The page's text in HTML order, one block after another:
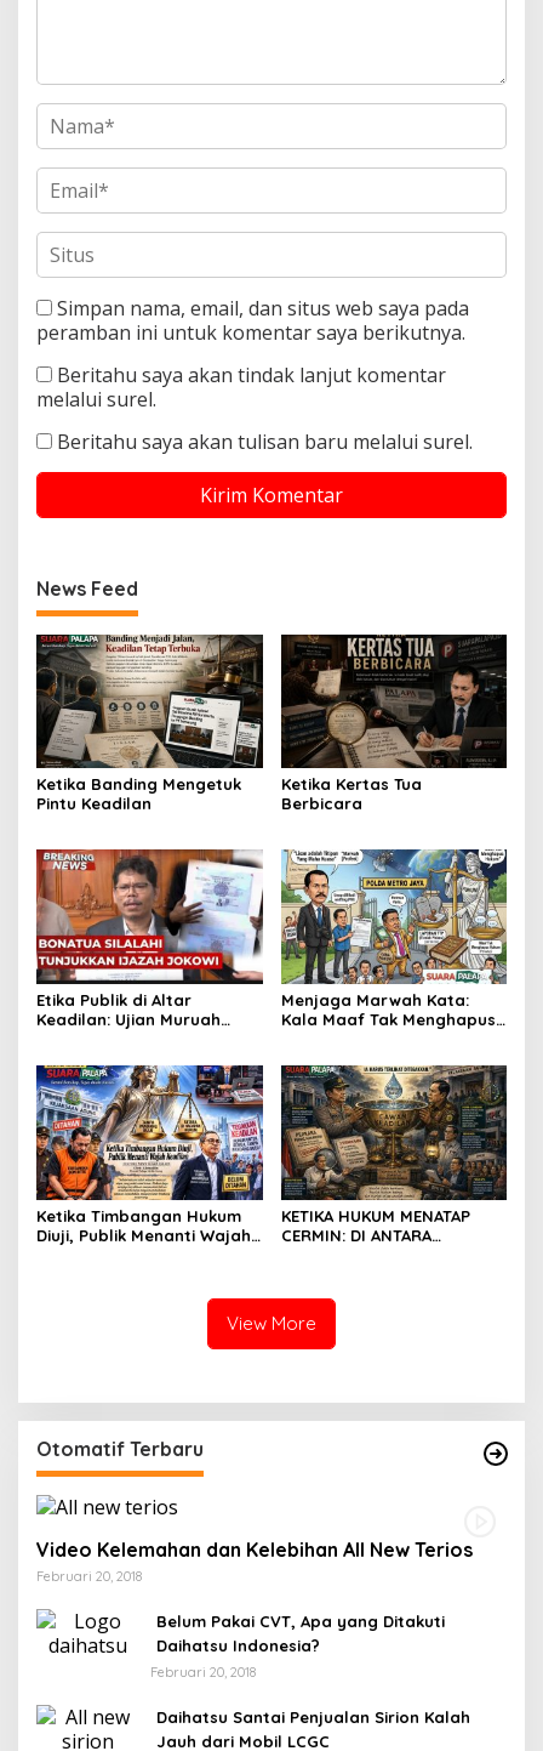
Simpan nama, email, dan situs web saya pada
peramban ini untuk komentar saya berikutnya.
Beritahu saya akan tindak lanjut komentar
melalui surel.
Beritahu saya akan tulisan baru melalui surel.
News Feed
Ketika Banding Mengetuk
Pintu Keadilan
Ketika Kertas Tua
Berbicara
Etika Publik di Altar
Keadilan: Ujian Muruah
Menjaga Marwah Kata:
Kala Maaf Tak Menghapus
Ketika Timbangan Hukum
Diuji, Publik Menanti Wajah
KETIKA HUKUM MENATAP
CERMIN: DI ANTARA
View More
Otomatif Terbaru
Video Kelemahan dan Kelebihan All New Terios
Februari 20, 2018
Belum Pakai CVT, Apa yang Ditakuti
Daihatsu Indonesia?
Februari 20, 2018
Daihatsu Santai Penjualan Sirion Kalah
Jauh dari Mobil LCGC